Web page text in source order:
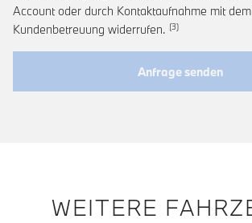
Account oder durch Kontaktaufnahme mit
Kundenbetreuung widerrufen. Link zur
Anfrage senden
WEITERE